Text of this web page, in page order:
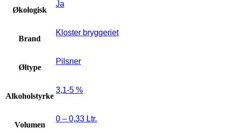
Økologisk
Ja
Brand
Kloster bryggeriet
Øltype
Pilsner
Alkoholstyrke
3,1-5 %
Volumen
0 – 0,33 Ltr.